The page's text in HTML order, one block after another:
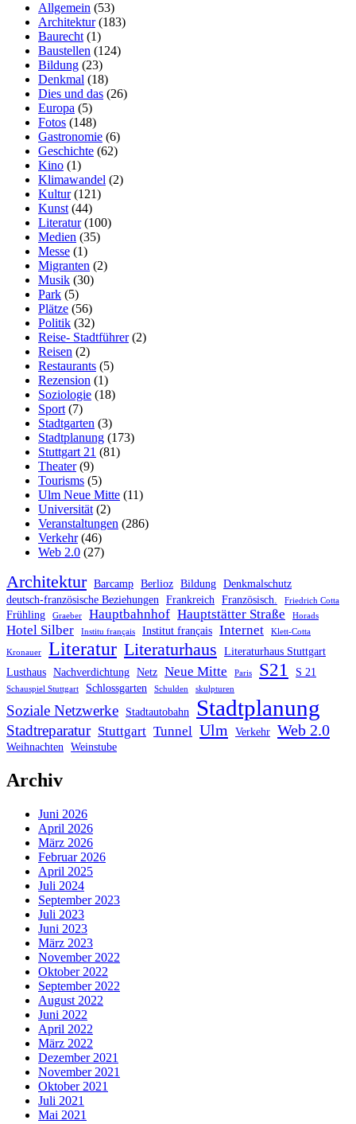
Allgemein (53)
Architektur(183)
Baurecht (1)
Baustellen (124)
Bildung (23)
Denkmal (18)
Dies und das (26)
Europa (5)
Fotos (148)
Gastronomie (6)
Geschichte (62)
Kino (1)
Klimawandel (2)
Kultur(121)
Kunst (44)
Literatur(100)
Medien (35)
Messe (1)
Migranten (2)
Musik (30)
Park (5)
Plätze (56)
Politik (32)
Reise- Stadtführer(2)
Reisen (2)
Restaurants (5)
Rezension (1)
Soziologie (18)
Sport (7)
Stadtgarten (3)
Stadtplanung (173)
Stuttgart 21 (81)
Theater(9)
Tourisms (5)
Ulm Neue Mitte (11)
Universität (2)
Veranstaltungen (286)
Verkehr(46)
Web 2.0 (27)
Architektur Barcamp Berlioz Bildung Denkmalschutz
deutsch-französische Beziehungen Frankreich Französisch. Friedrich Cotta
Frühling Graeber Hauptbahnhof Hauptstätter Straße Horads
Hotel Silber Institu français Institut français Internet Klett-Cotta
Kronauer Literatur Literaturhaus
Literaturhaus Stuttgart
Lusthaus Nachverdichtung Netz Neue Mitte Paris S21 S 21
Schauspiel Stuttgart Schlossgarten Schulden skulpturen
Soziale Netzwerke Stadtautobahn Stadtplanung
Stadtreparatur Stuttgart Tunnel Ulm Verkehr Web 2.0
Weihnachten Weinstube
Archiv
Juni 2026
April 2026
März 2026
Februar 2026
April 2025
Juli 2024
September 2023
Juli 2023
Juni 2023
März 2023
November 2022
Oktober 2022
September 2022
August 2022
Juni 2022
April 2022
März 2022
Dezember 2021
November 2021
Oktober 2021
Juli 2021
Mai 2021